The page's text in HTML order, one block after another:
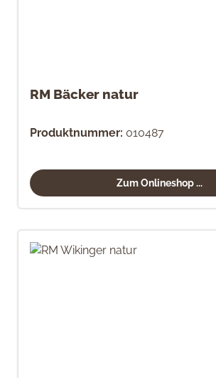
RM Bäcker natur
Produktnummer: 010487
Zum Onlineshop ...